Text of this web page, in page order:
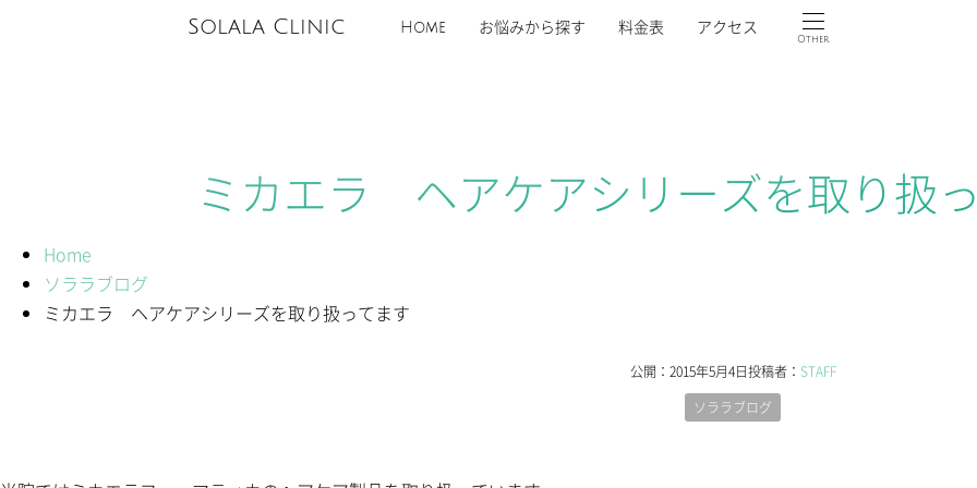
Solala Clinic Home お悩みから探す 料金表 アクセス
Other
Home
ソララブログ
ミカエラ ヘアケアシリーズを取り扱ってます
ミカエラ ヘアケアシリーズを取り扱
公開： 2015年5月4日投稿者： STAFF
ソララブログ